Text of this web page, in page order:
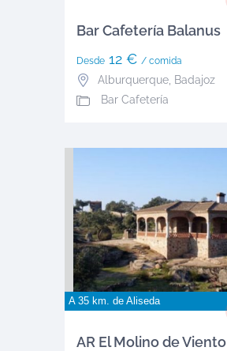
Bar Cafetería Balanus
Desde12 € / comida
Alburquerque, Badajoz
Bar Cafetería
A 35 km. de Aliseda
AR El Molino de Viento